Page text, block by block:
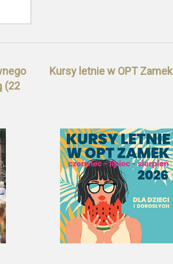
(22
Kursy letnie w OPT Zamek